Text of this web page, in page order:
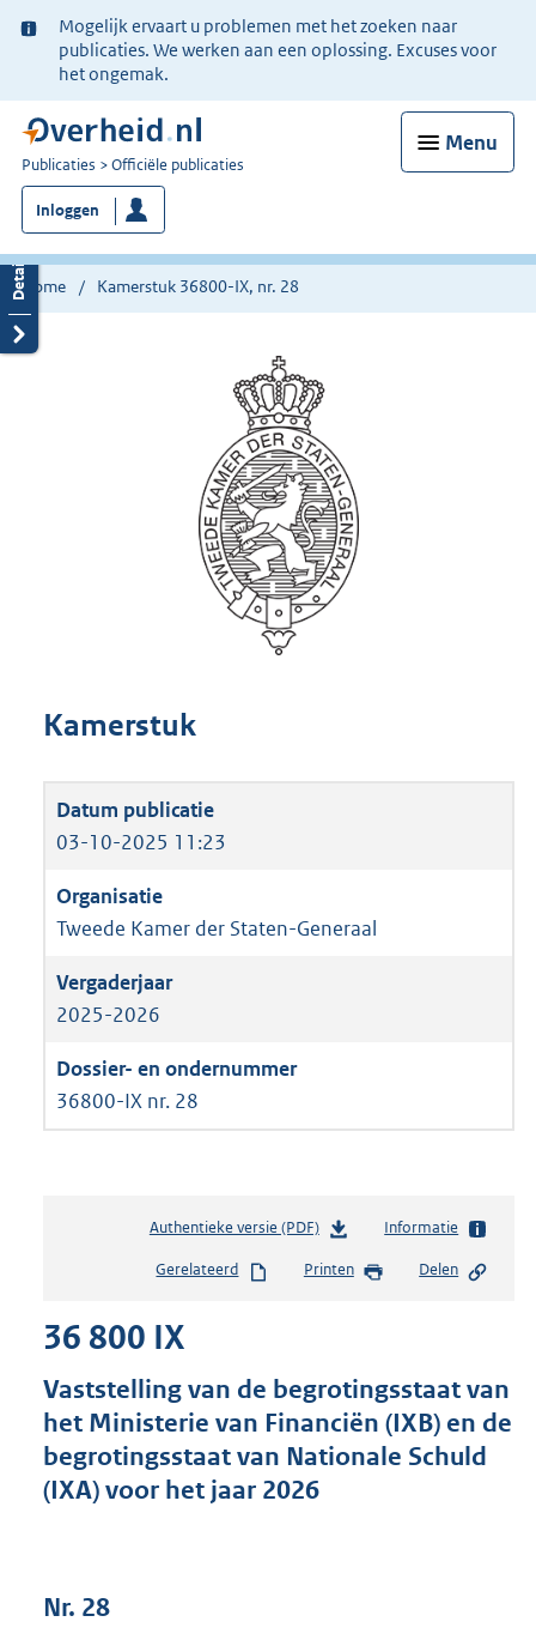
Ter
informatie:
Mogelijk ervaart u problemen met het zoeken naar
publicaties. We werken aan een oplossing. Excuses voor
het ongemak.
Menu
U
bent
nu
hier:
Publicaties Officiële publicaties
Inloggen
Home Kamerstuk 36800-IX, nr. 28
Kamerstuk
03-10-2025 11:23
Tweede Kamer der Staten-Generaal
2025-2026
36800-IX nr. 28
Authentieke versie (PDF)b
s
s
g
r
Informatie
Gerelateerd Printen Delen
36 800 IX
Vaststelling van de begrotingsstaat van
het Ministerie van Financiën (IXB) en de
begrotingsstaat van Nationale Schuld
(IXA) voor het jaar 2026
Nr. 28